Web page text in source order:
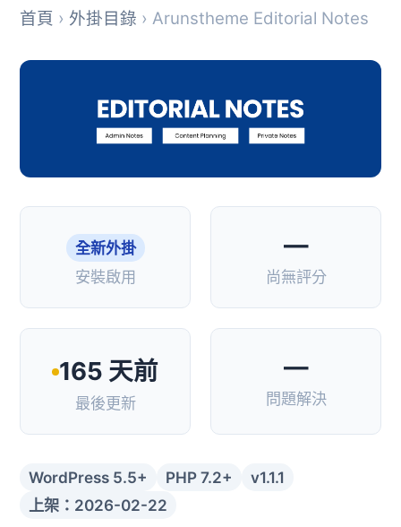
首頁 › 外掛目錄 › Arunstheme Editorial Notes
全新外掛
安裝啟用
—
尚無評分
165 天前
最後更新
—
問題解決
WordPress 5.5+ PHP 7.2+
v1.1.1
上架：2026-02-22